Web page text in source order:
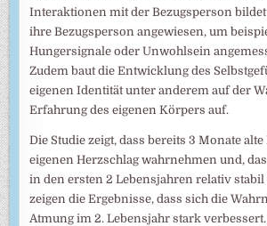
Interaktionen mit der Bezugsperson
ihre Bezugsperson angewiesen, um
Hungersignale oder Unwohlsein
Zudem baut die Entwicklung des
eigenen Identität unter anderem auf der
Erfahrung des eigenen Körpers auf.
Die Studie zeigt, dass bereits 3 Monate alte
eigenen Herzschlag wahrnehmen und,
in den ersten 2 Lebensjahren relativ
zeigen die Ergebnisse, dass sich die
Atmung im 2. Lebensjahr stark verbessert.